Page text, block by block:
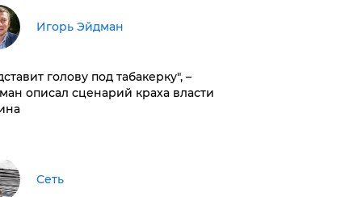
Игорь Эйдман
голову под табакерку", –
описал сценарий краха власти
Сеть